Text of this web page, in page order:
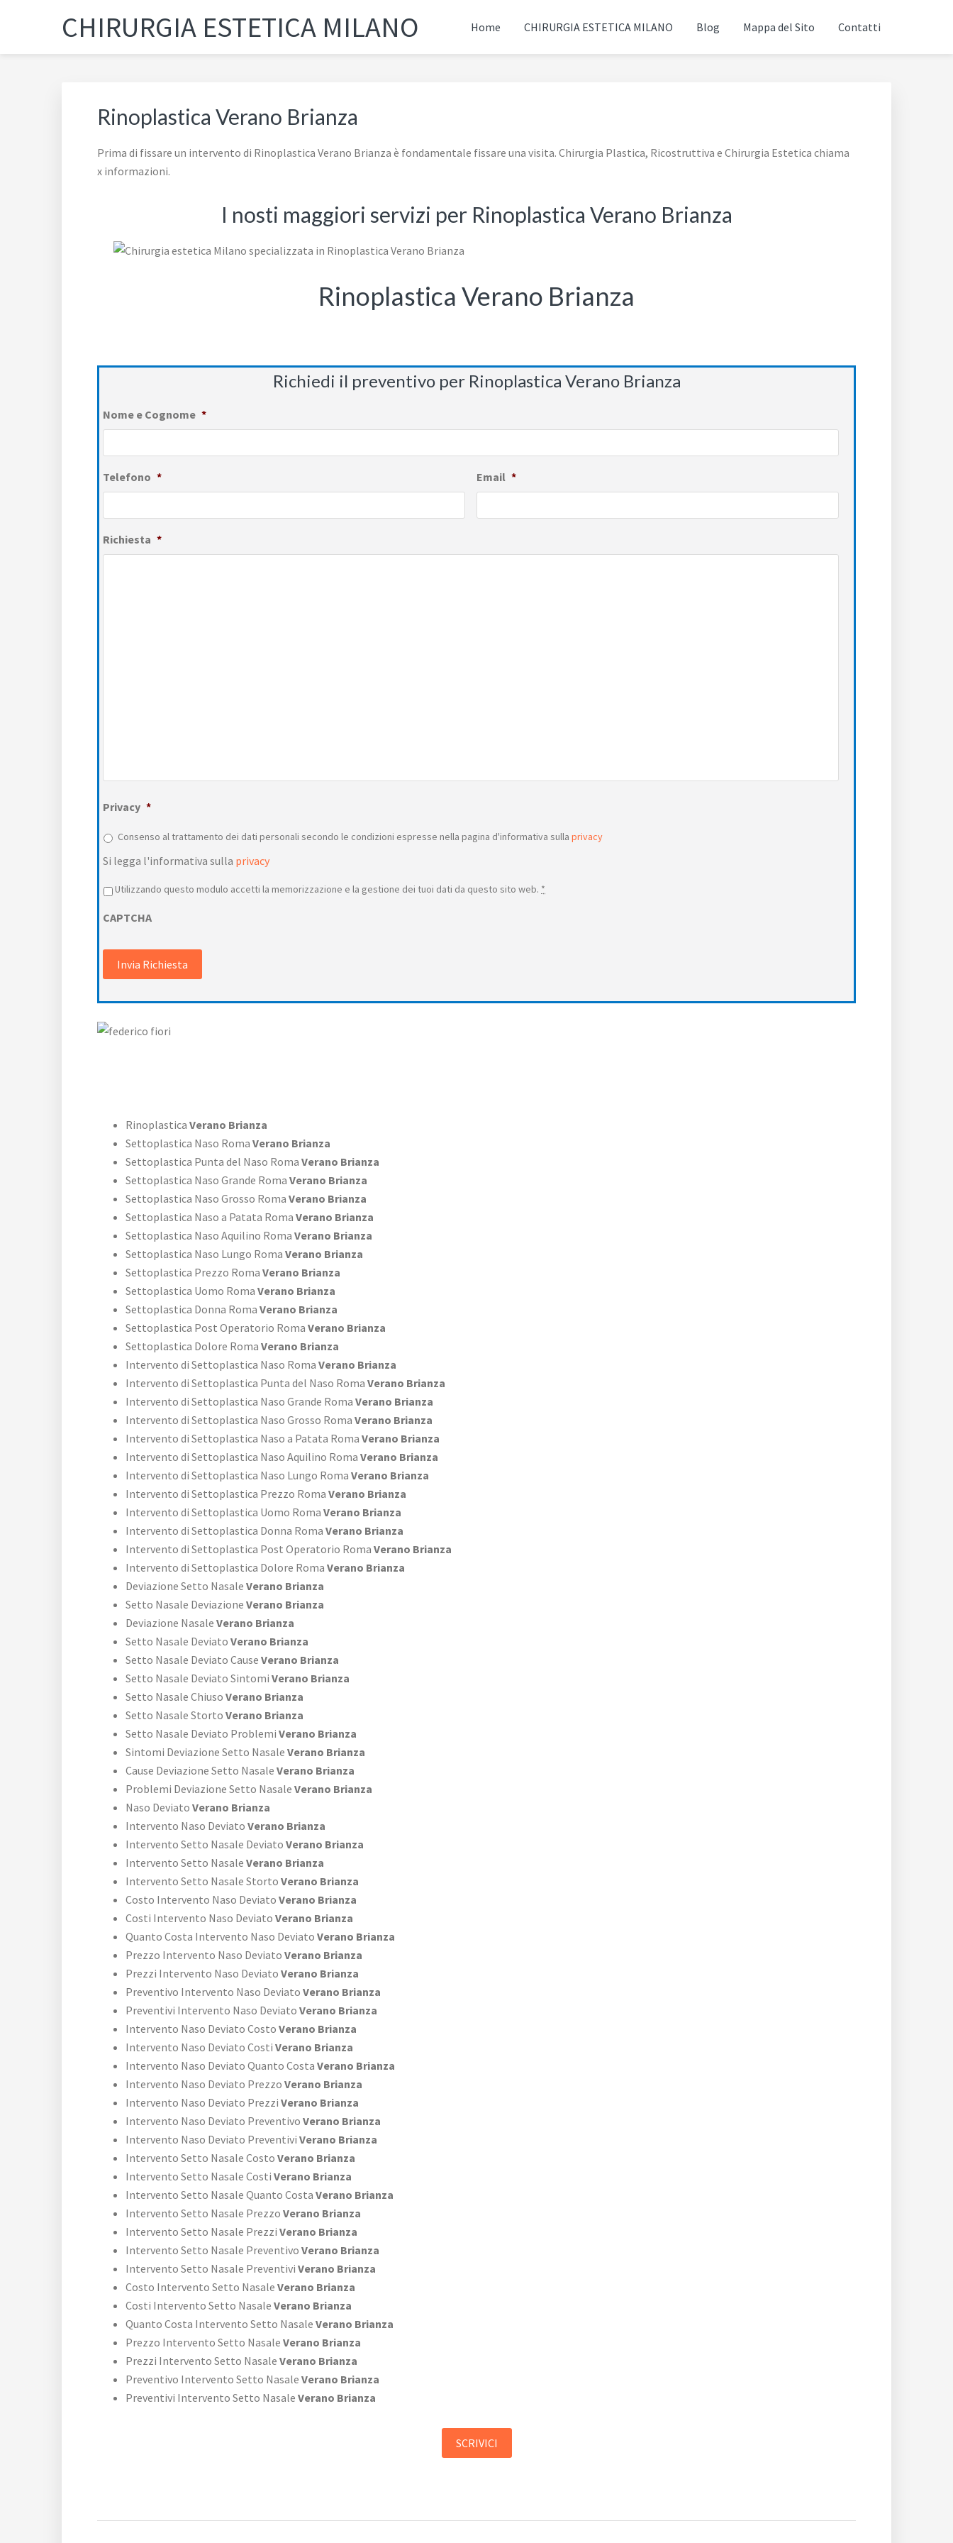
CHIRURGIA ESTETICA MILANO Home CHIRURGIA ESTETICA MILANO Blog Mappa del Sito Contatti
Rinoplastica Verano Brianza
Prima di fissare un intervento di Rinoplastica Verano Brianza è fondamentale fissare una visita. Chirurgia Plastica, Ricostruttiva e Chirurgia Estetica chiama
x informazioni.
I nosti maggiori servizi per Rinoplastica Verano Brianza
Rinoplastica Verano Brianza
Richiedi il preventivo per Rinoplastica Verano Brianza
Nome e Cognome *
Telefono * Email *
Richiesta *
Privacy *
Consenso al trattamento dei dati personali secondo le condizioni espresse nella pagina d'informativa sulla privacy
Si legga l'informativa sulla privacy
Privacy *
Utilizzando questo modulo accetti la memorizzazione e la gestione dei tuoi dati da questo sito web. *
CAPTCHA
Rinoplastica Verano Brianza
Settoplastica Naso Roma Verano Brianza
Settoplastica Punta del Naso Roma Verano Brianza
Settoplastica Naso Grande Roma Verano Brianza
Settoplastica Naso Grosso Roma Verano Brianza
Settoplastica Naso a Patata Roma Verano Brianza
Settoplastica Naso Aquilino Roma Verano Brianza
Settoplastica Naso Lungo Roma Verano Brianza
Settoplastica Prezzo Roma Verano Brianza
Settoplastica Uomo Roma Verano Brianza
Settoplastica Donna Roma Verano Brianza
Settoplastica Post Operatorio Roma Verano Brianza
Settoplastica Dolore Roma Verano Brianza
Intervento di Settoplastica Naso Roma Verano Brianza
Intervento di Settoplastica Punta del Naso Roma Verano Brianza
Intervento di Settoplastica Naso Grande Roma Verano Brianza
Intervento di Settoplastica Naso Grosso Roma Verano Brianza
Intervento di Settoplastica Naso a Patata Roma Verano Brianza
Intervento di Settoplastica Naso Aquilino Roma Verano Brianza
Intervento di Settoplastica Naso Lungo Roma Verano Brianza
Intervento di Settoplastica Prezzo Roma Verano Brianza
Intervento di Settoplastica Uomo Roma Verano Brianza
Intervento di Settoplastica Donna Roma Verano Brianza
Intervento di Settoplastica Post Operatorio Roma Verano Brianza
Intervento di Settoplastica Dolore Roma Verano Brianza
Deviazione Setto Nasale Verano Brianza
Setto Nasale Deviazione Verano Brianza
Deviazione Nasale Verano Brianza
Setto Nasale Deviato Verano Brianza
Setto Nasale Deviato Cause Verano Brianza
Setto Nasale Deviato Sintomi Verano Brianza
Setto Nasale Chiuso Verano Brianza
Setto Nasale Storto Verano Brianza
Setto Nasale Deviato Problemi Verano Brianza
Sintomi Deviazione Setto Nasale Verano Brianza
Cause Deviazione Setto Nasale Verano Brianza
Problemi Deviazione Setto Nasale Verano Brianza
Naso Deviato Verano Brianza
Intervento Naso Deviato Verano Brianza
Intervento Setto Nasale Deviato Verano Brianza
Intervento Setto Nasale Verano Brianza
Intervento Setto Nasale Storto Verano Brianza
Costo Intervento Naso Deviato Verano Brianza
Costi Intervento Naso Deviato Verano Brianza
Quanto Costa Intervento Naso Deviato Verano Brianza
Prezzo Intervento Naso Deviato Verano Brianza
Prezzi Intervento Naso Deviato Verano Brianza
Preventivo Intervento Naso Deviato Verano Brianza
Preventivi Intervento Naso Deviato Verano Brianza
Intervento Naso Deviato Costo Verano Brianza
Intervento Naso Deviato Costi Verano Brianza
Intervento Naso Deviato Quanto Costa Verano Brianza
Intervento Naso Deviato Prezzo Verano Brianza
Intervento Naso Deviato Prezzi Verano Brianza
Intervento Naso Deviato Preventivo Verano Brianza
Intervento Naso Deviato Preventivi Verano Brianza
Intervento Setto Nasale Costo Verano Brianza
Intervento Setto Nasale Costi Verano Brianza
Intervento Setto Nasale Quanto Costa Verano Brianza
Intervento Setto Nasale Prezzo Verano Brianza
Intervento Setto Nasale Prezzi Verano Brianza
Intervento Setto Nasale Preventivo Verano Brianza
Intervento Setto Nasale Preventivi Verano Brianza
Costo Intervento Setto Nasale Verano Brianza
Costi Intervento Setto Nasale Verano Brianza
Quanto Costa Intervento Setto Nasale Verano Brianza
Prezzo Intervento Setto Nasale Verano Brianza
Prezzi Intervento Setto Nasale Verano Brianza
Preventivo Intervento Setto Nasale Verano Brianza
Preventivi Intervento Setto Nasale Verano Brianza
SCRIVICI